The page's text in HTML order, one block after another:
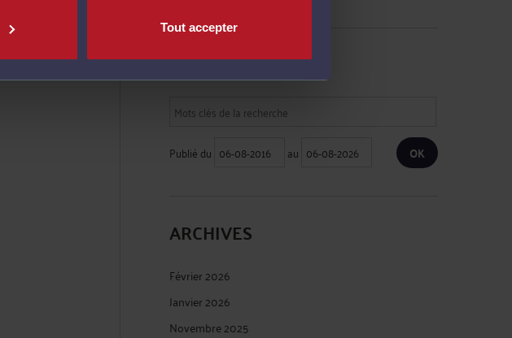
Tout accepter
RECHERCHE
Publié du au
ARCHIVES
Février 2026
Janvier 2026
Novembre 2025